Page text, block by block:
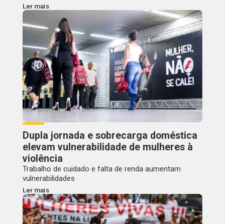
Ler mais
Dupla jornada e sobrecarga doméstica
elevam vulnerabilidade de mulheres à
violência
Trabalho de cuidado e falta de renda aumentam
vulnerabilidades
Ler mais